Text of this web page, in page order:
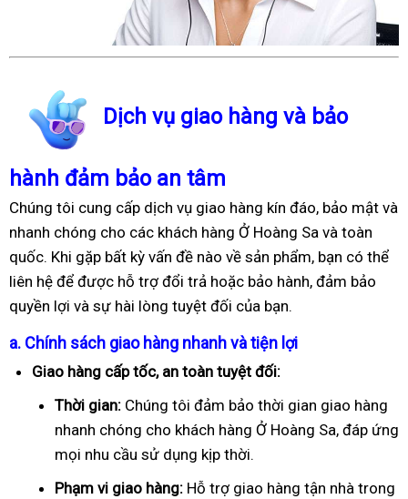
Dịch vụ giao hàng và bảo
hành đảm bảo an tâm
Chúng tôi cung cấp dịch vụ giao hàng kín đáo, bảo mật và
nhanh chóng cho các khách hàng Ở Hoàng Sa và toàn
quốc. Khi gặp bất kỳ vấn đề nào về sản phẩm, bạn có thể
liên hệ để được hỗ trợ đổi trả hoặc bảo hành, đảm bảo
quyền lợi và sự hài lòng tuyệt đối của bạn.
a. Chính sách giao hàng nhanh và tiện lợi
Giao hàng cấp tốc, an toàn tuyệt đối:
Thời gian: Chúng tôi đảm bảo thời gian giao hàng
nhanh chóng cho khách hàng Ở Hoàng Sa, đáp ứng
mọi nhu cầu sử dụng kịp thời.
Phạm vi giao hàng: Hỗ trợ giao hàng tận nhà trong